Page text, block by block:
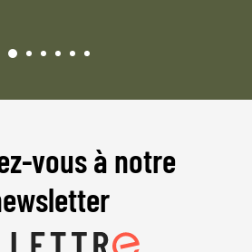
vous à notre